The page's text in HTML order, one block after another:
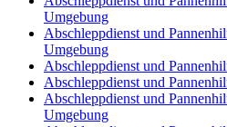
Umgebung
Abschleppdienst und
Umgebung
Abschleppdienst und
Abschleppdienst und
Abschleppdienst und
Umgebung